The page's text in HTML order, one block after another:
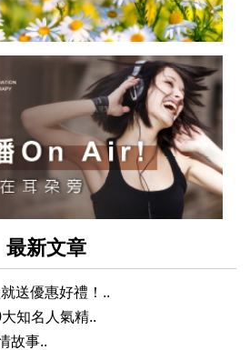
最新文章
送優惠好禮！..
知名人氣精..
故事..